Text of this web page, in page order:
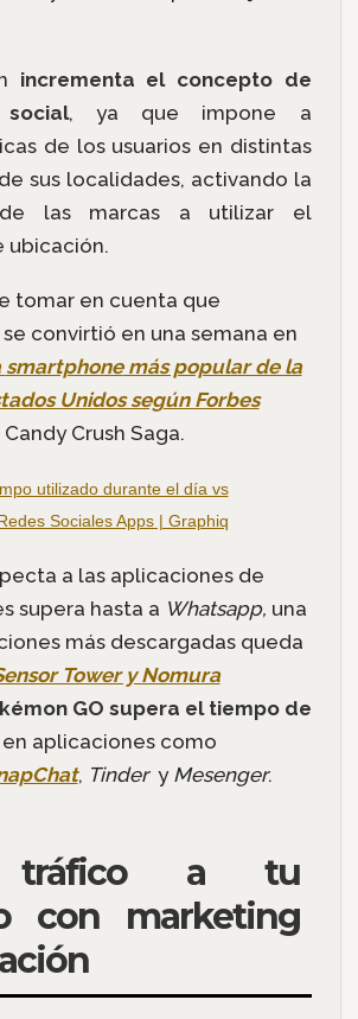
incrementa el concepto de
, ya que impone a
de los usuarios en distintas
sus localidades, activando la
de las marcas a utilizar el
ubicación.
tomar en cuenta que
convirtió en una semana en
smartphonemás popular de la
Unidos según Forbes
Crush Saga.
utilizado durante el día vs
Sociales Apps | Graphiq
a las aplicaciones de
supera hasta a Whatsapp, una
más descargadas queda
Tower y Nomura
GO supera el tiempo de
aplicaciones como
, Tinder y Mesenger.
tráfico a tu
con marketing